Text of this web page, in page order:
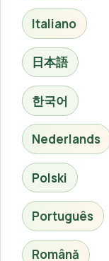
Italiano
日本語
한국어
Nederlands
Polski
Português
Română